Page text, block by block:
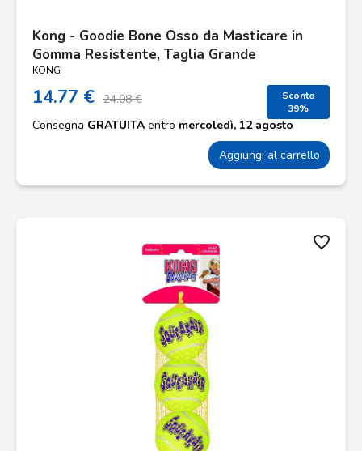
Kong - Goodie Bone Osso da Masticare in
Gomma Resistente, Taglia Grande
KONG
14.77 € 24.08 €
Sconto
39%
Consegna GRATUITA entro mercoledì, 12 agosto
Aggiungi al carrello
favorite_border